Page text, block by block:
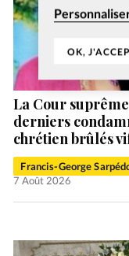
OK,
La Cour
derniers
chrétien brûlés
Francis-George
7 Août 2026